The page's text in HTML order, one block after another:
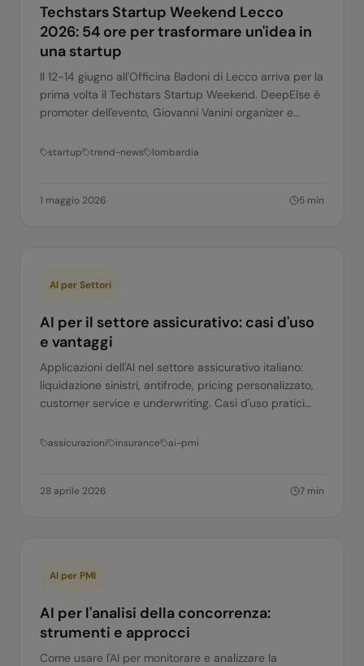
Techstars Startup Weekend Lecco
2026: 54 ore per trasformare un'idea in
una startup
Il 12-14 giugno all'Officina Badoni di Lecco arriva per la
prima volta il Techstars Startup Weekend. DeepElse è
promoter dell'evento, Giovanni Vanini organizer e
startup trend-news lombardia
1 maggio 2026 5 min
AI per Settori
AI per il settore assicurativo: casi d'uso
e vantaggi
Applicazioni dell'AI nel settore assicurativo italiano:
liquidazione sinistri, antifrode, pricing personalizzato,
customer service e underwriting. Casi d'uso pratici
assicurazioni insurance ai-pmi
28 aprile 2026 7 min
AI per PMI
AI per l'analisi della concorrenza:
strumenti e approcci
Come usare l'AI per monitorare e analizzare la